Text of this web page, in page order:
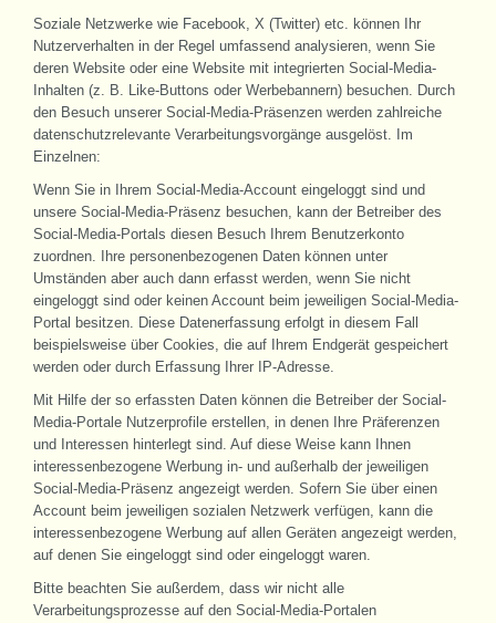
Soziale Netzwerke wie Facebook, X (Twitter) etc. können Ihr
Nutzerverhalten in der Regel umfassend analysieren, wenn Sie
deren Website oder eine Website mit integrierten Social-Media-
Inhalten (z. B. Like-Buttons oder Werbebannern) besuchen. Durch
den Besuch unserer Social-Media-Präsenzen werden zahlreiche
datenschutzrelevante Verarbeitungsvorgänge ausgelöst. Im
Einzelnen:
Wenn Sie in Ihrem Social-Media-Account eingeloggt sind und
unsere Social-Media-Präsenz besuchen, kann der Betreiber des
Social-Media-Portals diesen Besuch Ihrem Benutzerkonto
zuordnen. Ihre personenbezogenen Daten können unter
Umständen aber auch dann erfasst werden, wenn Sie nicht
eingeloggt sind oder keinen Account beim jeweiligen Social-Media-
Portal besitzen. Diese Datenerfassung erfolgt in diesem Fall
beispielsweise über Cookies, die auf Ihrem Endgerät gespeichert
werden oder durch Erfassung Ihrer IP-Adresse.
Mit Hilfe der so erfassten Daten können die Betreiber der Social-
Media-Portale Nutzerprofile erstellen, in denen Ihre Präferenzen
und Interessen hinterlegt sind. Auf diese Weise kann Ihnen
interessenbezogene Werbung in- und außerhalb der jeweiligen
Social-Media-Präsenz angezeigt werden. Sofern Sie über einen
Account beim jeweiligen sozialen Netzwerk verfügen, kann die
interessenbezogene Werbung auf allen Geräten angezeigt werden,
auf denen Sie eingeloggt sind oder eingeloggt waren.
Bitte beachten Sie außerdem, dass wir nicht alle
Verarbeitungsprozesse auf den Social-Media-Portalen